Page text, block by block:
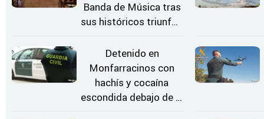
Banda de Música tras
sus históricos triunfos
Detenido en
Monfarracinos con
hachís y cocaína
escondida debajo de la